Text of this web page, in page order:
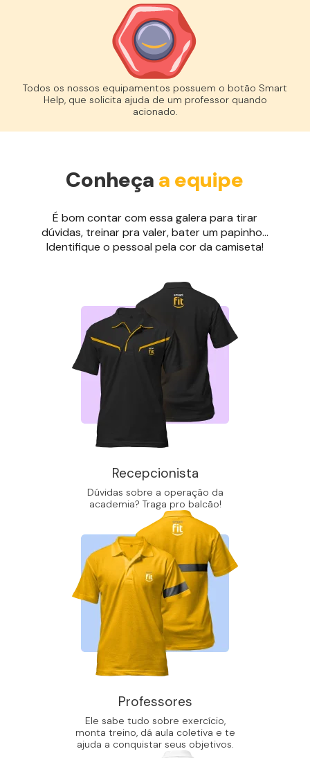
Todos os nossos equipamentos possuem o botão Smart
Help, que solicita ajuda de um professor quando
acionado.
Conheça a equipe
É bom contar com essa galera para tirar
dúvidas, treinar pra valer, bater um papinho...
Identifique o pessoal pela cor da camiseta!
Recepcionista
Dúvidas sobre a operação da
academia? Traga pro balcão!
Professores
Ele sabe tudo sobre exercício,
monta treino, dá aula coletiva e te
ajuda a conquistar seus objetivos.